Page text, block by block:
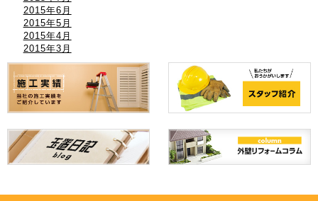
2015年6月
2015年5月
2015年4月
2015年3月